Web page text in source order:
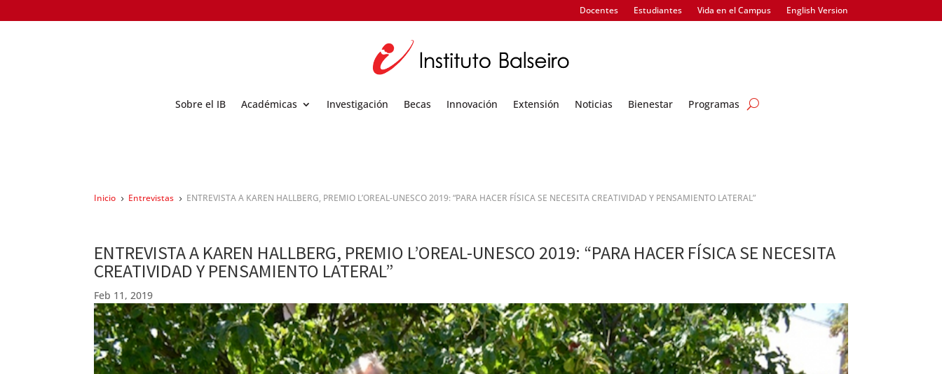
Docentes Estudiantes Vida en el Campus English Version
Sobre el IB Académicas Investigación Becas Innovación Extensión Noticias Bienestar Programas
Inicio 5 Entrevistas 5 ENTREVISTA A KAREN HALLBERG, PREMIO L’OREAL-UNESCO 2019: “PARA HACER FÍSICA SE NECESITA CREATIVIDAD Y PENSAMIENTO LATERAL”
ENTREVISTA A KAREN HALLBERG, PREMIO L’OREAL-UNESCO 2019: “PARA HACER FÍSICA SE NECESITA
CREATIVIDAD Y PENSAMIENTO LATERAL”
Feb 11, 2019